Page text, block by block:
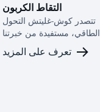
التقاط الكربون
تتصدر كوش-غليتش التحول
الطاقي، مستفيدة من خبرتنا
الواسعة في تكنولوجيا احتجاز
الكربون. بفضل عقود من
تعرف على المزيد